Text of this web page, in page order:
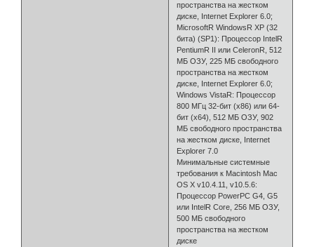
пространства на жестком
диске, Internet Explorer 6.0;
MicrosoftR WindowsR XP (32
бита) (SP1): Процессор IntelR
PentiumR II или CeleronR, 512
МБ ОЗУ, 225 МБ свободного
пространства на жестком
диске, Internet Explorer 6.0;
Windows VistaR: Процессор
800 МГц 32-бит (x86) или 64-
бит (x64), 512 МБ ОЗУ, 902
МБ свободного пространства
на жестком диске, Internet
Explorer 7.0
Минимальные системные
требования к Macintosh Mac
OS X v10.4.11, v10.5.6:
Процессор PowerPC G4, G5
или IntelR Core, 256 МБ ОЗУ,
500 МБ свободного
пространства на жестком
диске